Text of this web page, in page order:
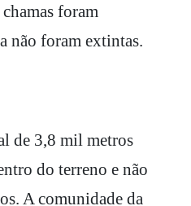
foram
não foram extintas.
de 3,8 mil metros
do terreno e não
A comunidade da